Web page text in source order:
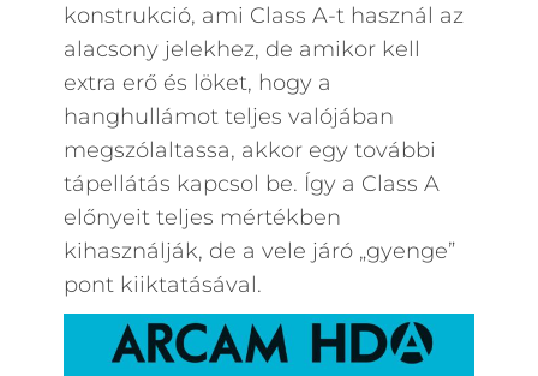
konstrukció, ami Class A-t használ az
alacsony jelekhez, de amikor kell
extra erő és löket, hogy a
hanghullámot teljes valójában
megszólaltassa, akkor egy további
tápellátás kapcsol be. Így a Class A
előnyeit teljes mértékben
kihasználják, de a vele járó „gyenge”
pont kiiktatásával.